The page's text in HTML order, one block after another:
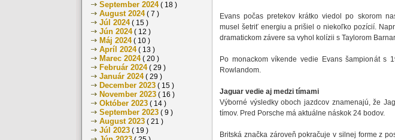
September 2024( 18 )
August 2024( 7 )
Júl 2024( 15 )
Jún 2024( 12 )
Máj 2024( 10 )
Apríl 2024( 13 )
Marec 2024( 20 )
Február 2024( 29 )
Január 2024( 29 )
December 2023 ( 15 )
November 2023 ( 16 )
Október 2023 ( 14 )
September 2023 ( 9 )
August 2023 ( 21 )
Júl 2023 ( 19 )
Evans počas pretekov krátko viedol po skorom
musel šetriť energiu a prišiel o niekoľko pozícií.
dramatickom závere sa vyhol kolízii s Taylorom
Po monackom víkende vedie Evans šampionát s
Rowlandom.
Jaguar vedie aj medzi tímami
Výborné výsledky oboch jazdcov znamenajú, že
tímov. Pred Porsche má aktuálne náskok 24 bodov.
Britská značka zároveň pokračuje v silnej forme z